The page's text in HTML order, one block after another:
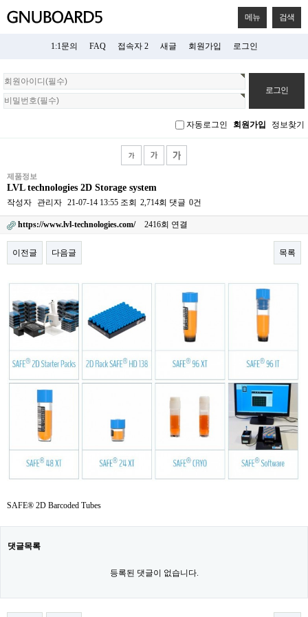
메뉴 검색
1:1문의 FAQ 접속자 2 새글 회원가입 로그인
회
원
로
자동로그인 회원가입 정보찾기
제품정보
LVL technologies 2D Storage system
작성자 관리자 21-07-14 13:55 조회 2,714회 댓글 0건
https://www.lvl-technologies.com/ 2416회 연결
이전글 다음글 목록
본문
SAFE® 2D Barcoded Tubes
댓글목록
등록된 댓글이 없습니다.